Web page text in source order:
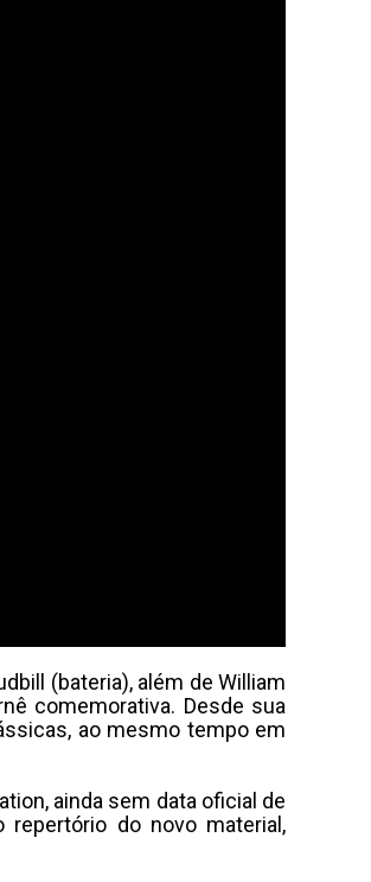
(bateria), além de William
comemorativa. Desde sua
ao mesmo tempo em
ainda sem data oficial de
repertório do novo material,